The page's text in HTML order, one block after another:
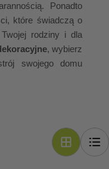
Ponadto
które świadczą o
rodziny i dla
, wybierz
swojego domu